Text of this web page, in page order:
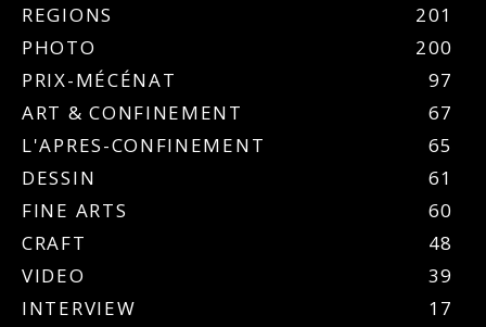
REGIONS
201
PHOTO
200
PRIX-MÉCÉNAT
97
ART & CONFINEMENT
67
L'APRES-CONFINEMENT
65
DESSIN
61
FINE ARTS
60
CRAFT
48
VIDEO
39
INTERVIEW
17